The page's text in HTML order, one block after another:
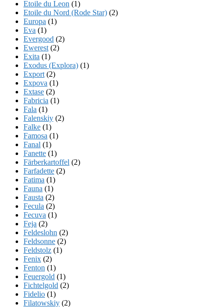
Etoile du Leon (1)
Etoile du Nord (Rode Star) (2)
Europa (1)
Eva (1)
Evergood (2)
Ewerest (2)
Exita (1)
Exodus (Explora) (1)
Export (2)
Expova (1)
Extase (2)
Fabricia (1)
Fala (1)
Falenskiy (2)
Falke (1)
Famosa (1)
Fanal (1)
Fanette (1)
Färberkartoffel (2)
Farfadette (2)
Fatima (1)
Fauna (1)
Fausta (2)
Fecula (2)
Fecuva (1)
Feja (2)
Feldeslohn (2)
Feldsonne (2)
Feldstolz (1)
Fenix (2)
Fenton (1)
Feuergold (1)
Fichtelgold (2)
Fidelio (1)
Filatowskiy (2)